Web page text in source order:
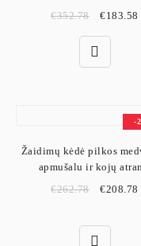
€352.78 €183.58
-
Žaidimų kėdė pilkos
apmušalu ir kojų
€262.78 €208.78